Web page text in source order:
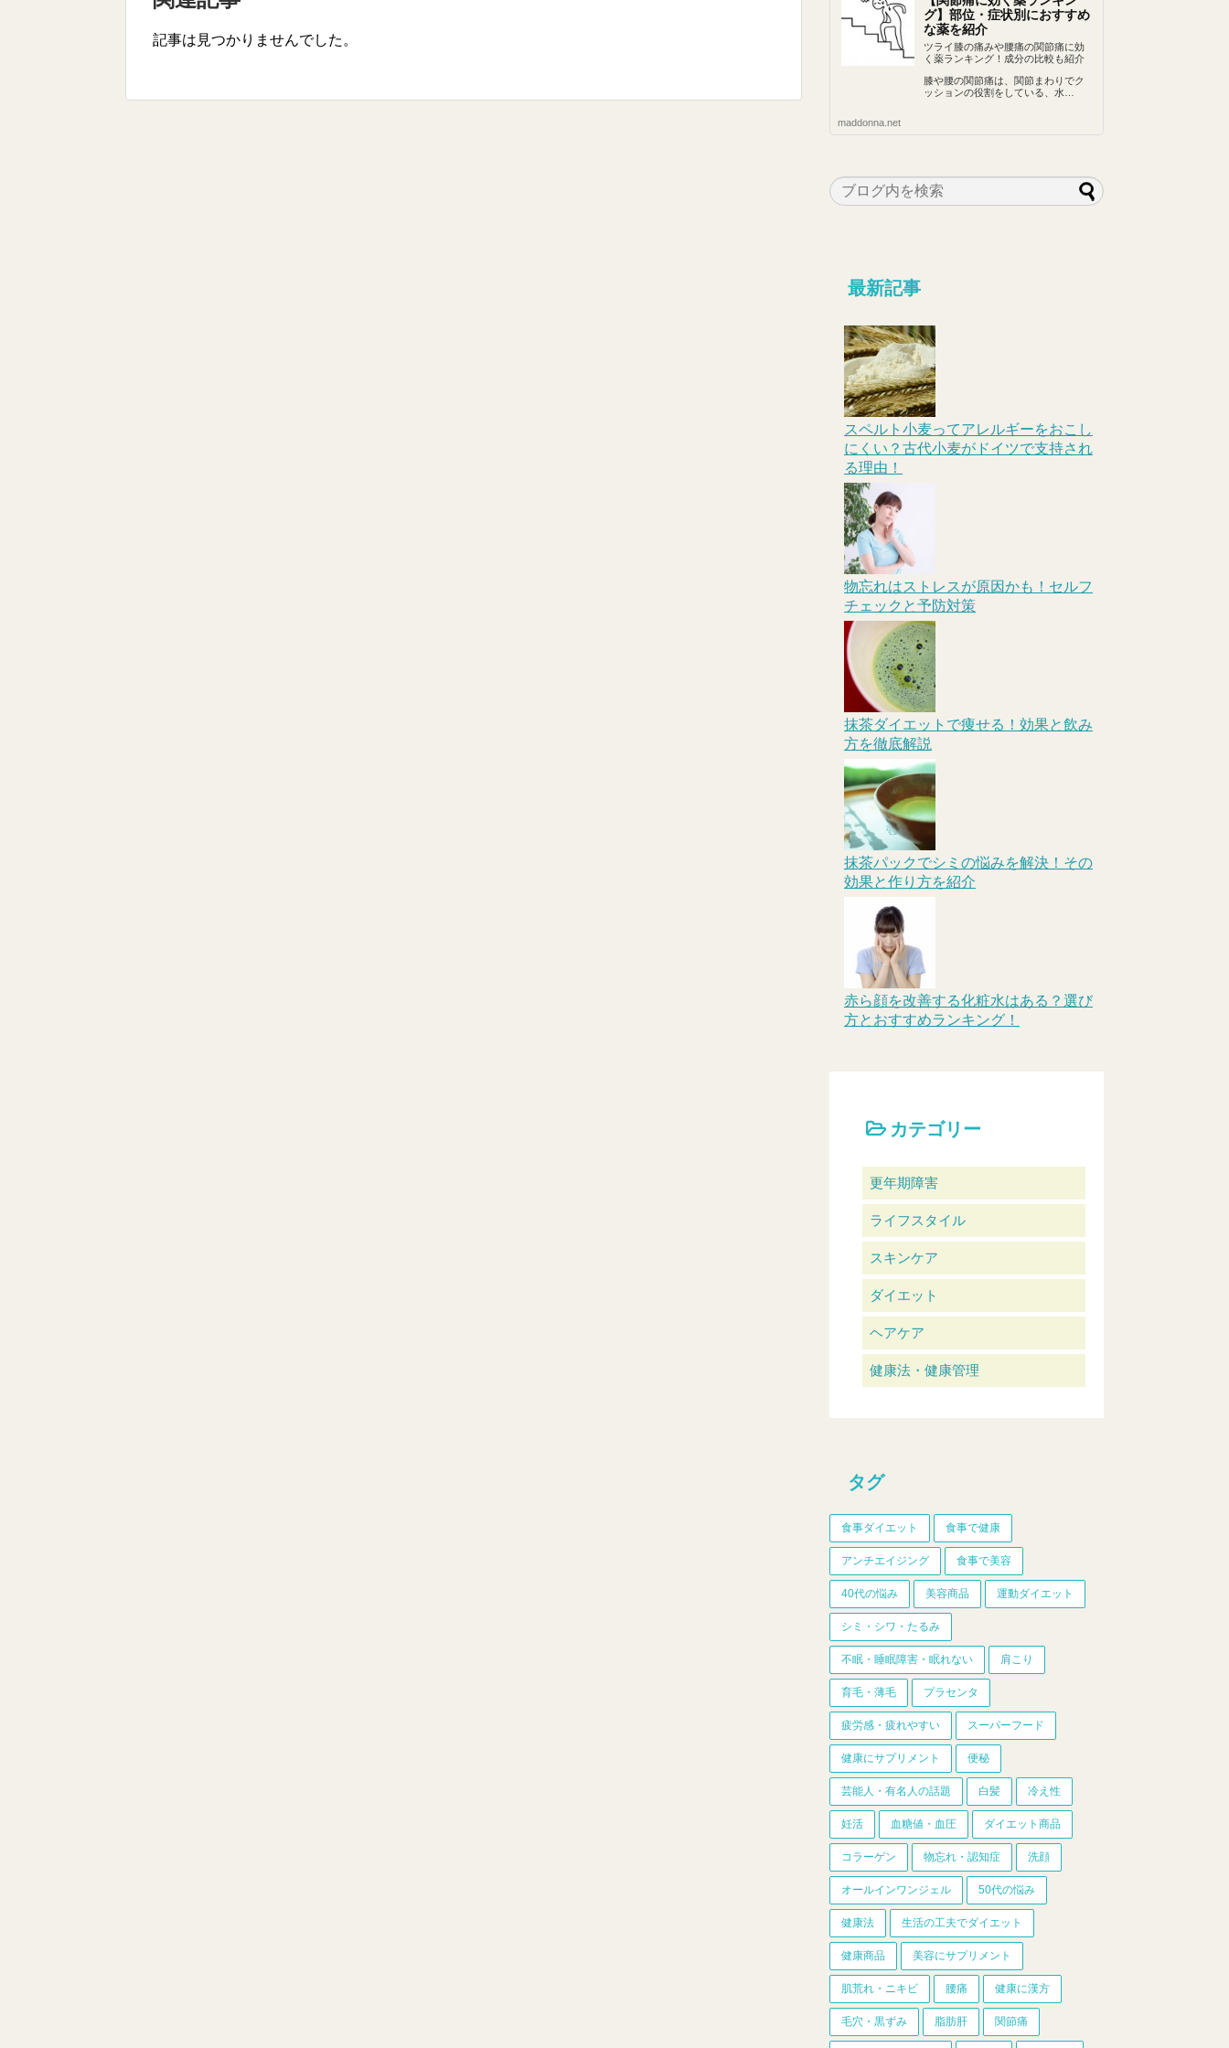
記事は見つかりませんでした。
グ】部位・症状別におすすめ
な薬を紹介
ツライ膝の痛みや腰痛の関節痛に効
く薬ランキング！成分の比較も紹介
膝や腰の関節痛は、関節まわりでク
ッションの役割をしている、水…
maddonna.net
最新記事
スペルト小麦ってアレルギーをおこし
にくい？古代小麦がドイツで支持され
る理由！
物忘れはストレスが原因かも！セルフ
チェックと予防対策
抹茶ダイエットで痩せる！効果と飲み
方を徹底解説
抹茶パックでシミの悩みを解決！その
効果と作り方を紹介
赤ら顔を改善する化粧水はある？選び
方とおすすめランキング！
カテゴリー
更年期障害
ライフスタイル
スキンケア
ダイエット
ヘアケア
健康法・健康管理
タグ
食事ダイエット 食事で健康
アンチエイジング 食事で美容
40代の悩み 美容商品 運動ダイエット
シミ・シワ・たるみ
不眠・睡眠障害・眠れない 肩こり
育毛・薄毛 プラセンタ
疲労感・疲れやすい スーパーフード
健康にサプリメント 便秘
芸能人・有名人の話題 白髪 冷え性
妊活 血糖値・血圧 ダイエット商品
コラーゲン 物忘れ・認知症 洗顔
オールインワンジェル 50代の悩み
健康法 生活の工夫でダイエット
健康商品 美容にサプリメント
肌荒れ・ニキビ 腰痛 健康に漢方
毛穴・黒ずみ 脂肪肝 関節痛